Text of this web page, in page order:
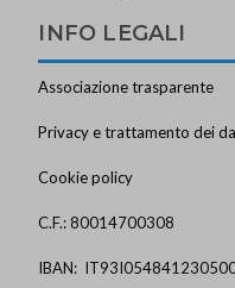
INFO LEGALI
Associazione trasparente
Privacy e trattamento dei
Cookie policy
C.F.: 80014700308
IBAN: